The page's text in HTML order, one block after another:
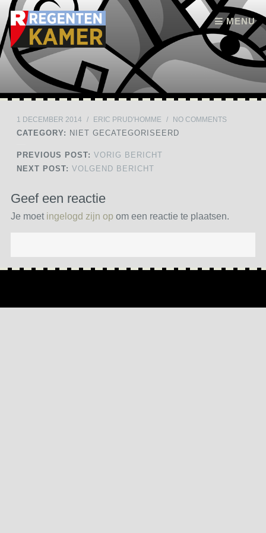
MENU
Skip to content
1 DECEMBER 2014 / ERIC PRUD'HOMME / NO COMMENTS
CATEGORY: NIET GECATEGORISEERD
PREVIOUS POST: VORIG BERICHT
NEXT POST: VOLGEND BERICHT
Geef een reactie
Je moet ingelogd zijn op om een reactie te plaatsen.